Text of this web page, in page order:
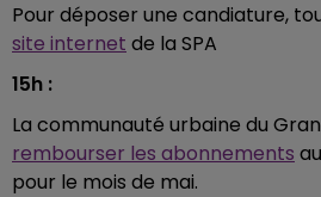
Pour déposer une candiature,
site internet de la SPA
15h :
La communauté urbaine du
rembourser les abonnements
pour le mois de mai.